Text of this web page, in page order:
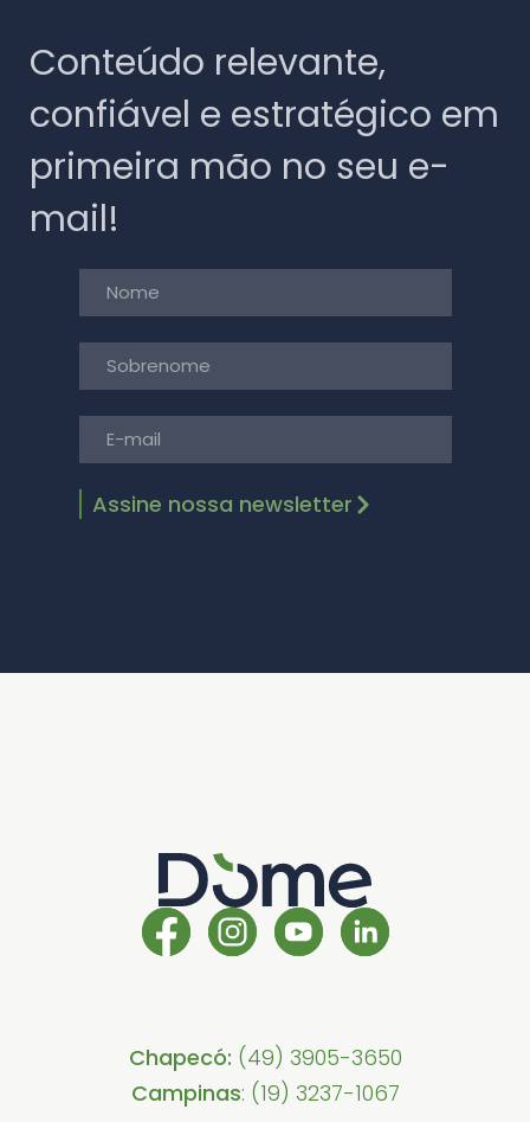
Conteúdo relevante,
confiável e estratégico em
primeira mão no seu e-
mail!
Assine nossa newsletter
Chapecó: (49) 3905-3650
Campinas: (19) 3237-1067